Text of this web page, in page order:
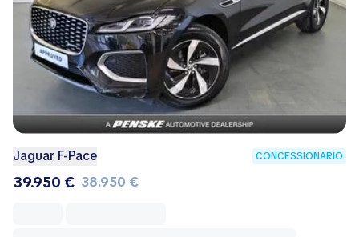
Jaguar F-Pace CONCESSIONARIO
39.950 € 38.950 €